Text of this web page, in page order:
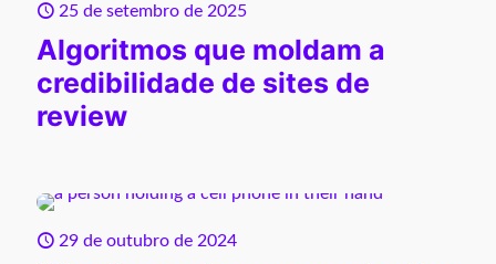
25 de setembro de 2025
Algoritmos que moldam a
credibilidade de sites de
review
29 de outubro de 2024